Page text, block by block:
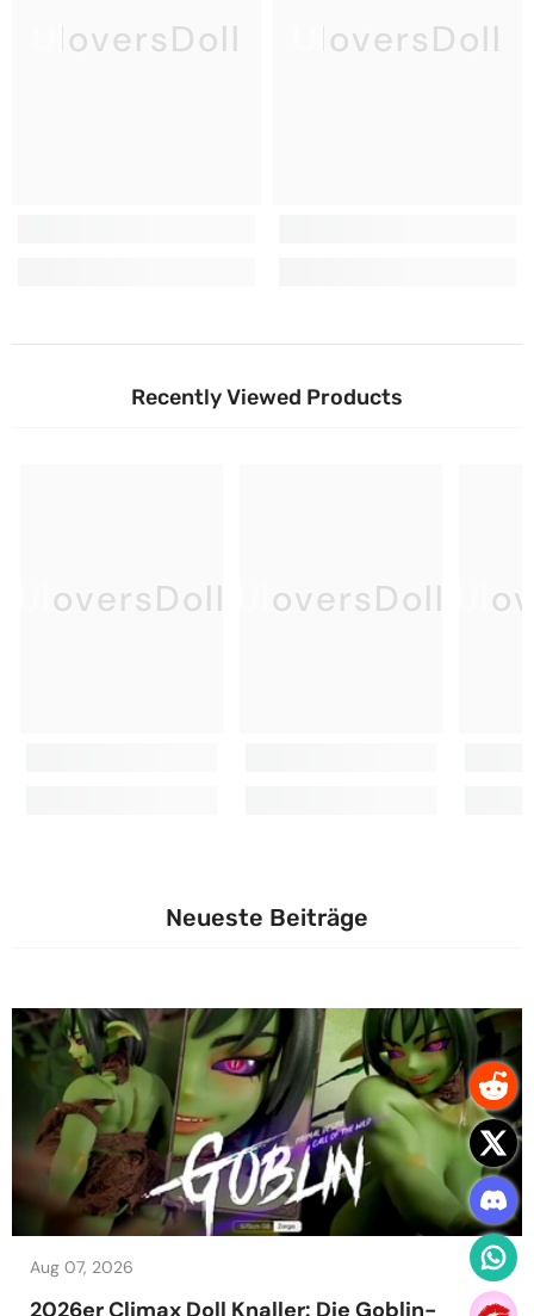
UloversDoll UloversDoll
Recently Viewed Products
UloversDoll UloversDoll
Neueste Beiträge
Aug 07, 2026